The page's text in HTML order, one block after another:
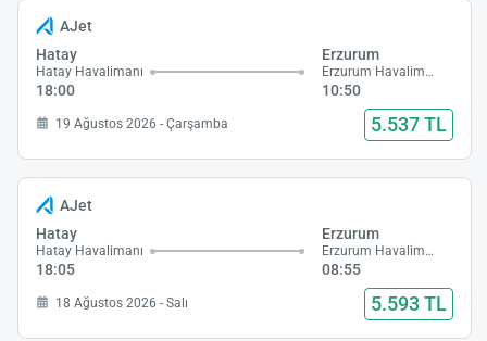
AJet
Hatay
Hatay Havalimanı
18:00
Erzurum
Erzurum Havalimanı
10:50
19 Ağustos 2026 - Çarşamba 5.537 TL
AJet
Hatay
Hatay Havalimanı
18:05
Erzurum
Erzurum Havalimanı
08:55
18 Ağustos 2026 - Salı 5.593 TL